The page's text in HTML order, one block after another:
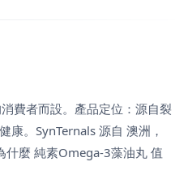
費者而設。產品定位：源自裂
。SynTernals 源自 澳洲，
什麼 純素Omega-3藻油丸 值